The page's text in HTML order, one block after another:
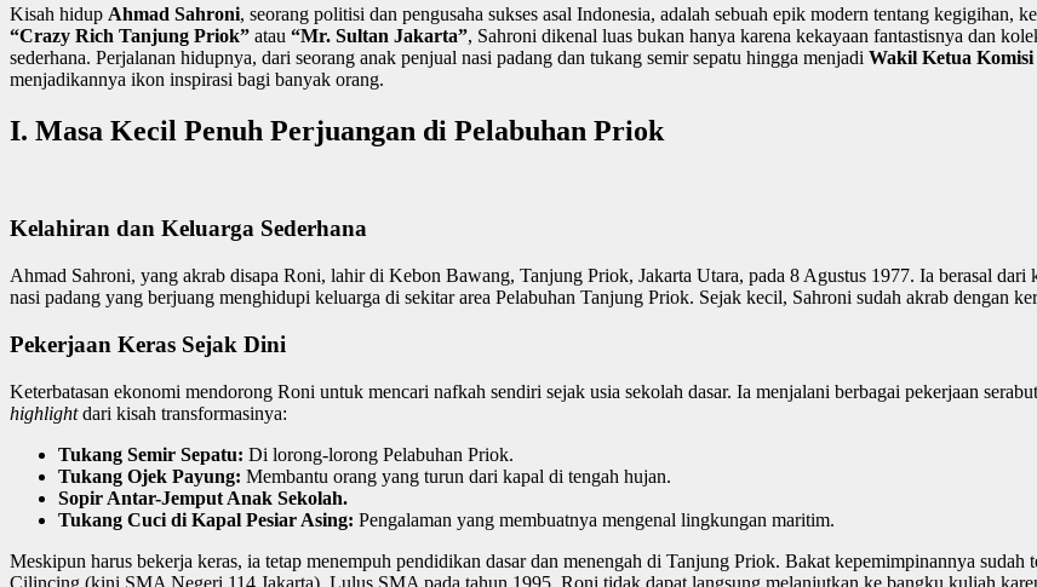
Kisah hidup Ahmad Sahroni, seorang politisi dan pengusaha sukses asal Indonesia, adalah sebuah epik modern tentang
“Crazy Rich Tanjung Priok” atau “Mr. Sultan Jakarta”, Sahroni dikenal luas bukan hanya karena kekayaan fantastisnya dan
sederhana. Perjalanan hidupnya, dari seorang anak penjual nasi padang dan tukang semir sepatu hingga menjadi Wakil Ketua
menjadikannya ikon inspirasi bagi banyak orang.
I. Masa Kecil Penuh Perjuangan di Pelabuhan Priok
Kelahiran dan Keluarga Sederhana
Ahmad Sahroni, yang akrab disapa Roni, lahir di Kebon Bawang, Tanjung Priok, Jakarta Utara, pada 8 Agustus 1977. Ia berasal dari
nasi padang yang berjuang menghidupi keluarga di sekitar area Pelabuhan Tanjung Priok. Sejak kecil, Sahroni sudah akrab dengan
Pekerjaan Keras Sejak Dini
Keterbatasan ekonomi mendorong Roni untuk mencari nafkah sendiri sejak usia sekolah dasar. Ia menjalani berbagai pekerjaan
highlightdari kisah transformasinya:
Tukang Semir Sepatu: Di lorong-lorong Pelabuhan Priok.
Tukang Ojek Payung: Membantu orang yang turun dari kapal di tengah hujan.
Sopir Antar-Jemput Anak Sekolah.
Tukang Cuci di Kapal Pesiar Asing: Pengalaman yang membuatnya mengenal lingkungan maritim.
Meskipun harus bekerja keras, ia tetap menempuh pendidikan dasar dan menengah di Tanjung Priok. Bakat kepemimpinannya
Cilincing (kini SMA Negeri 114 Jakarta). Lulus SMA pada tahun 1995, Roni tidak dapat langsung melanjutkan ke bangku kuliah